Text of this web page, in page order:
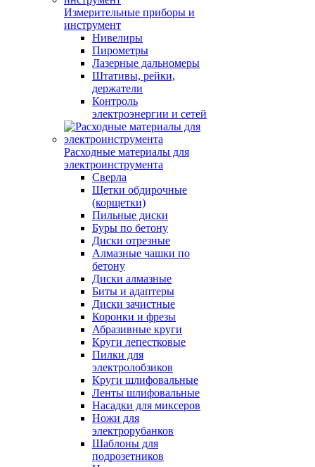
Измерительные приборы и
инструмент
Нивелиры
Пирометры
Лазерные дальномеры
Штативы, рейки,
держатели
Контроль
электроэнергии и сетей
Расходные материалы для
электроинструмента
Сверла
Щетки обдирочные
(корщетки)
Пильные диски
Буры по бетону
Диски отрезные
Алмазные чашки по
бетону
Диски алмазные
Биты и адаптеры
Диски зачистные
Коронки и фрезы
Абразивные круги
Круги лепестковые
Пилки для
электролобзиков
Круги шлифовальные
Ленты шлифовальные
Насадки для миксеров
Ножи для
электрорубанков
Шаблоны для
подрозетников